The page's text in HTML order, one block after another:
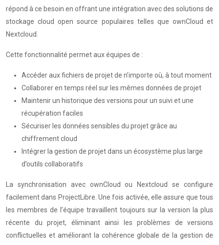
répond à ce besoin en offrant une intégration avec des solutions de
stockage cloud open source populaires telles que ownCloud et
Nextcloud.
Cette fonctionnalité permet aux équipes de :
Accéder aux fichiers de projet de n’importe où, à tout moment
Collaborer en temps réel sur les mêmes données de projet
Maintenir un historique des versions pour un suivi et une
récupération faciles
Sécuriser les données sensibles du projet grâce au
chiffrement cloud
Intégrer la gestion de projet dans un écosystème plus large
d’outils collaboratifs
La synchronisation avec ownCloud ou Nextcloud se configure
facilement dans ProjectLibre. Une fois activée, elle assure que tous
les membres de l’équipe travaillent toujours sur la version la plus
récente du projet, éliminant ainsi les problèmes de versions
conflictuelles et améliorant la cohérence globale de la gestion de